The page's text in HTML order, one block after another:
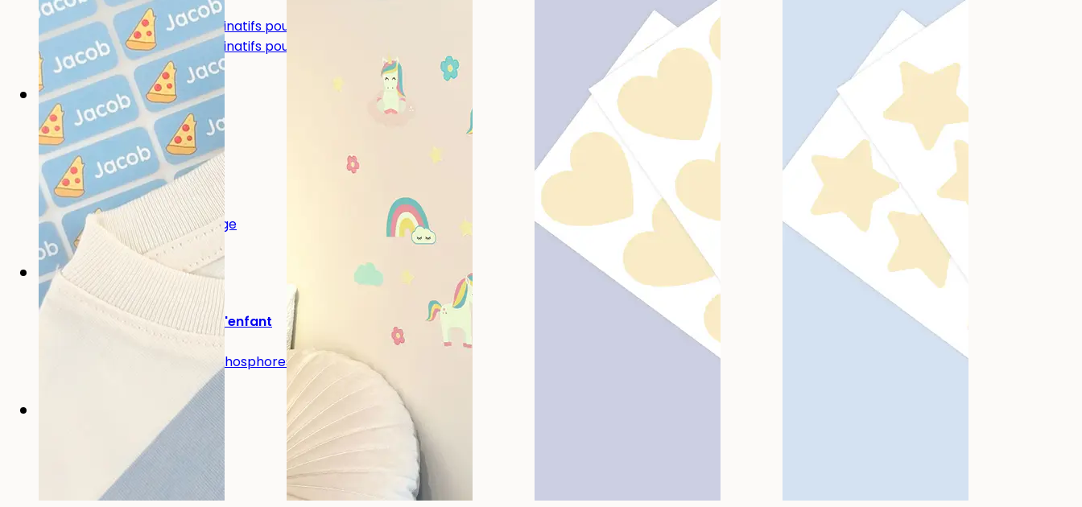
Autocollants nominatifs pour outils
Autocollants nominatifs pour maison de retraite
Repas et boissons
Repas et boissons
Boîte à goûter
Gourde
Gourde enfant
Pièces de rechange
Chambre d'enfant
Pour la chambre d'enfant
Stickers muraux
Stickers muraux phosphorescents